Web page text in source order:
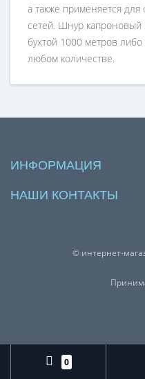
а также применяется
сетей. Шнур капроновый
бухтой 1000 метров
любом количестве.
ИНФОРМАЦИЯ
НАШИ КОНТАКТЫ
© интернет-
0